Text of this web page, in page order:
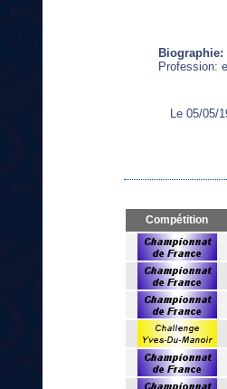
Biographie:
Profession:
Le 05/05/
Compétition